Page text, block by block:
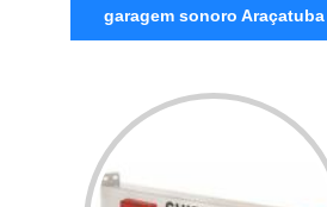
garagem sonoro Araçatuba